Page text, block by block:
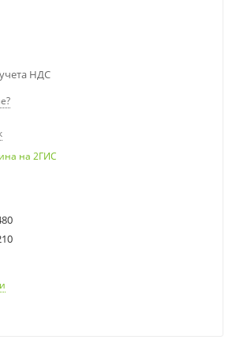
НДС
на 2ГИС